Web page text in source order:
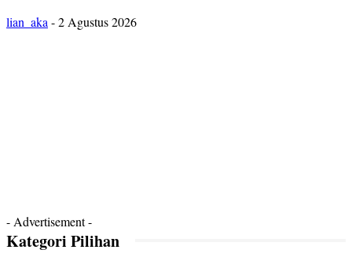
lian_aka -2 Agustus 2026
- Advertisement -
Kategori Pilihan